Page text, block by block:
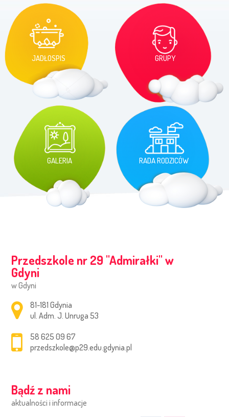
JADŁOSPIS GRUPY
GALERIA RADA RODZICÓW
Przedszkole nr 29 ''Admirałki'' w
Gdyni
w Gdyni
Adres pocztowy:
81-181 Gdynia
ul. Adm. J. Unruga 53
58 625 09 67
przedszkole@p29.edu.gdynia.pl
Bądź z nami
aktualności i informacje